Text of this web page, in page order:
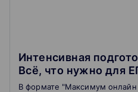
Интенсивная
Всё, что нужно для
В формате "Максимум онлайн